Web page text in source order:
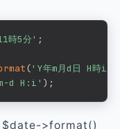
時5分' ;
('Y年m月d日 H時i
d H:i' ) ;
$date->format()